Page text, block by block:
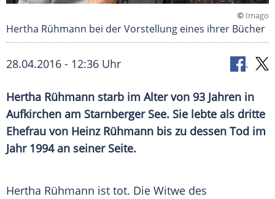
© Imago
Hertha Rühmann bei der Vorstellung eines ihrer Bücher
28.04.2016 - 12:36 Uhr
Hertha Rühmann starb im Alter von 93 Jahren in
Aufkirchen am Starnberger See. Sie lebte als dritte
Ehefrau von Heinz Rühmann bis zu dessen Tod im
Jahr 1994 an seiner Seite.
Hertha Rühmann ist tot. Die Witwe des